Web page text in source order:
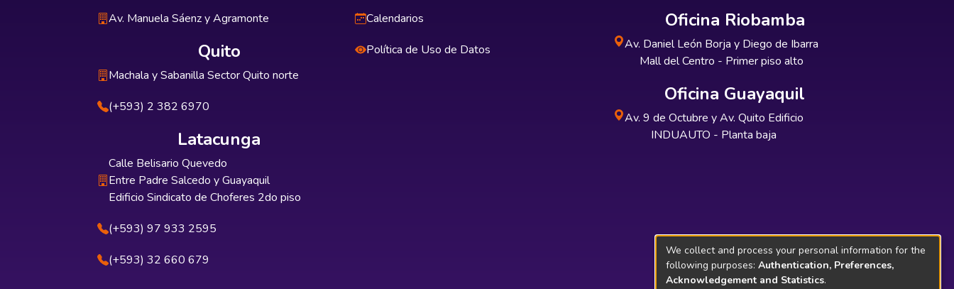
Av. Manuela Sáenz y Agramonte
Quito
Machala y Sabanilla Sector Quito norte
(+593) 2 382 6970
Latacunga
Calle Belisario Quevedo
Entre Padre Salcedo y Guayaquil
Edificio Sindicato de Choferes 2do piso
(+593) 97 933 2595
(+593) 32 660 679
Calendarios
Política de Uso de Datos
Oficina Riobamba
Av. Daniel León Borja y Diego de Ibarra
Mall del Centro - Primer piso alto
Oficina Guayaquil
Av. 9 de Octubre y Av. Quito Edificio
INDUAUTO - Planta baja
We collect and process your personal information for the
following purposes: Authentication, Preferences,
Acknowledgement and Statistics.